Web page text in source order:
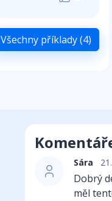
Všechny příklady (4)
Sára
Dobrý
měl